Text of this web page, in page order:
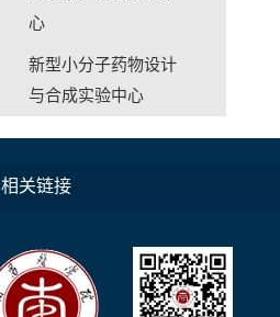
心
新型小分子药物设计
与合成实验中心
相关链接